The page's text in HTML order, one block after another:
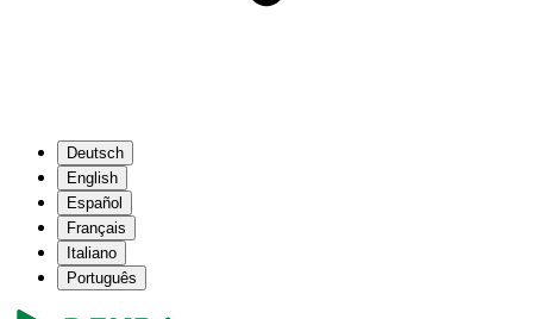
Deutsch
English
Español
Français
Italiano
Português